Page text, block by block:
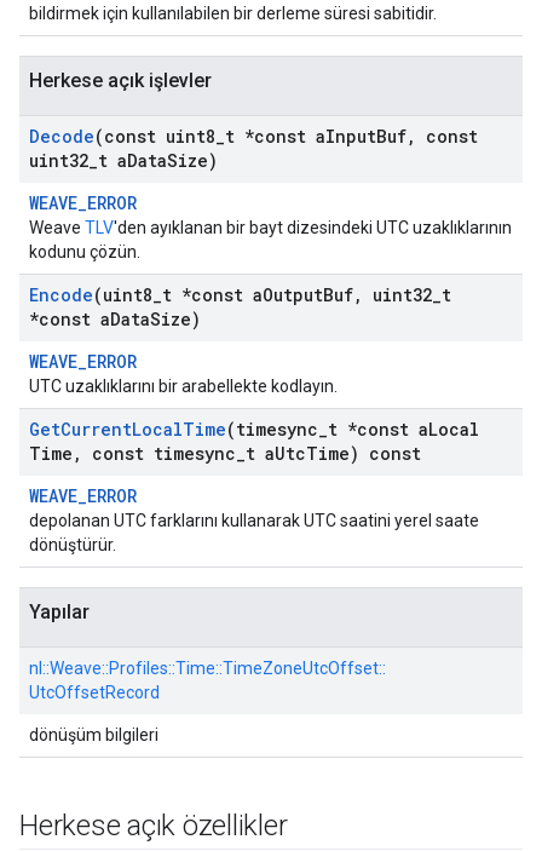
bildirmek için kullanılabilen bir derleme süresi sabitidir.
Herkese açık işlevler
Decode(const uint8 t *const aInputBuf,
const
uint32 t aDataSize)
WEAVE_ERROR
Weave TLV'den ayıklanan bir bayt dizesindeki UTC uzaklıklarının
kodunu çözün.
Encode(uint8 t *const aOutputBuf, uint32 t
*const aDataSize)
WEAVE_ERROR
UTC uzaklıklarını bir arabellekte kodlayın.
GetCurrentLocalTime(timesync t *const aLocal
Time , const timesync t aUtcTime) const
WEAVE_ERROR
depolanan UTC farklarını kullanarak UTC saatini yerel saate
dönüştürür.
Yapılar
nl::Weave::Profiles::Time::TimeZoneUtcOffset::
UtcOffsetRecord
dönüşüm bilgileri
Herkese açık özellikler